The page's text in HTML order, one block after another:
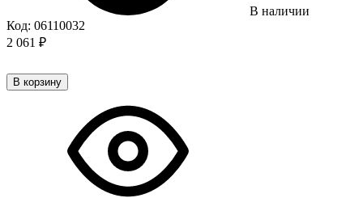
В наличии
Код: 06110032
2 061 ₽
В корзину